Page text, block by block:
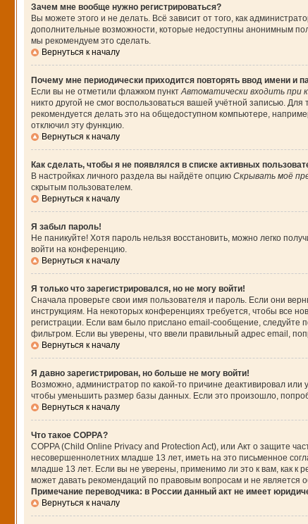
Зачем мне вообще нужно регистрироваться?
Вы можете этого и не делать. Всё зависит от того, как
дополнительные возможности, которые недоступны анонимным
мы рекомендуем это сделать.
Вернуться к началу
Почему мне периодически приходится повторять ввод имени и
Если вы не отметили флажком пунктАвтоматически входить при
никто другой не смог воспользоваться вашей учётной записью.
рекомендуется делать это на общедоступном компьютере,
отключил эту функцию.
Вернуться к началу
Как сделать, чтобы я не появлялся в списке активных
В настройках личного раздела вы найдёте опцию Скрывать моё
скрытым пользователем.
Вернуться к началу
Я забыл пароль!
Не паникуйте! Хотя пароль нельзя восстановить, можно легко
войти на конференцию.
Вернуться к началу
Я только что зарегистрировался, но не могу войти!
Сначала проверьте свои имя пользователя и пароль. Если они
инструкциям. На некоторых конференциях требуется, чтобы все
регистрации. Если вам было прислано email-сообщение, следуйте
фильтром. Если вы уверены, что ввели правильный адрес email,
Вернуться к началу
Я давно зарегистрирован, но больше не могу войти!
Возможно, администратор по какой-то причине деактивировал
чтобы уменьшить размер базы данных. Если это произошло,
Вернуться к началу
Что такое COPPA?
COPPA (Child Online Privacy and Protection Act), или Акт о защите
несовершеннолетних младше 13 лет, иметь на это письменное
младше 13 лет. Если вы не уверены, применимо ли это к вам, как к
может давать рекомендаций по правовым вопросам и не является
Примечание переводчика: в России данный акт не имеет
Вернуться к началу